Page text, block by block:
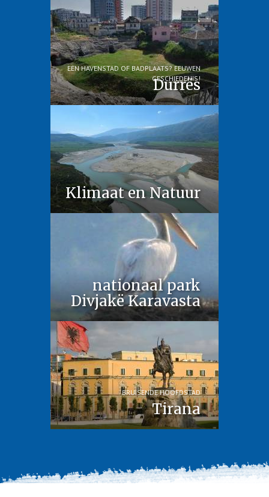
Durrës
EEN HAVENSTAD OF BADPLAATS? EEUWEN
GESCHIEDENIS!
Klimaat en Natuur
nationaal park
Divjakë Karavasta
Tirana
BRUISENDE HOOFDSTAD